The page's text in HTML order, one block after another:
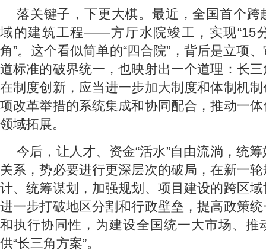
落关键子，下更大棋。最近，全国首个跨
域的建筑工程——方厅水院竣工，实现“15
角”。这个看似简单的“四合院”，背后是立项
道标准的破界统一，也映射出一个道理：长
在制度创新，应当进一步加大制度和体制机
项改革举措的系统集成和协同配合，推动一
领域拓展。
今后，让人才、资金“活水”自由流淌，统
关系，势必要进行更深层次的破局，在新一
计、统筹谋划，加强规划、项目建设的跨区
进一步打破地区分割和行政壁垒，提高政策
和执行协同性，为建设全国统一大市场、推
供“长三角方案”。